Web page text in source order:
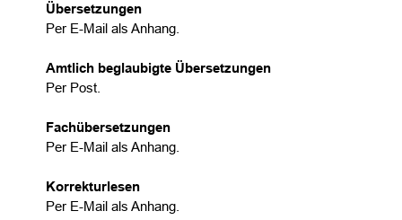
Übersetzungen
Per E-Mail als Anhang.
Amtlich beglaubigte Übersetzungen
Per Post.
Fachübersetzungen
Per E-Mail als Anhang.
Korrekturlesen
Per E-Mail als Anhang.